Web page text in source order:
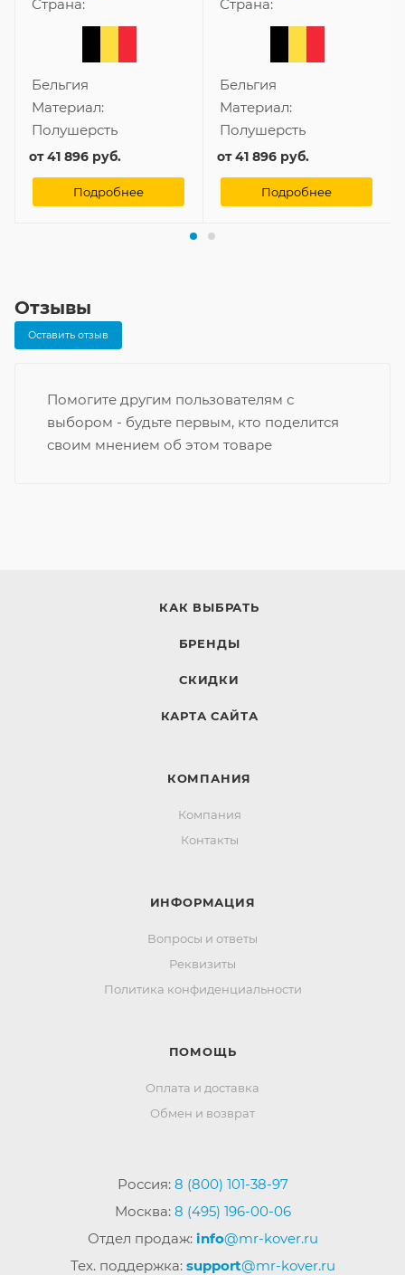
Страна:
Бельгия
Материал:
Полушерсть
от41 896 руб.
Подробнее
Страна:
Бельгия
Материал:
Полушерсть
от41 896 руб.
Подробнее
Отзывы
Оставить отзыв
Помогите другим пользователям с
выбором - будьте первым, кто поделится
своим мнением об этом товаре
КАК ВЫБРАТЬ
БРЕНДЫ
СКИДКИ
КАРТА САЙТА
КОМПАНИЯ
Компания
Контакты
ИНФОРМАЦИЯ
Вопросы и ответы
Реквизиты
Политика конфиденциальности
ПОМОЩЬ
Оплата и доставка
Обмен и возврат
Россия: 8 (800) 101-38-97
Москва: 8 (495) 196-00-06
Отдел продаж: info@mr-kover.ru
Тех. поддержка: support@mr-kover.ru